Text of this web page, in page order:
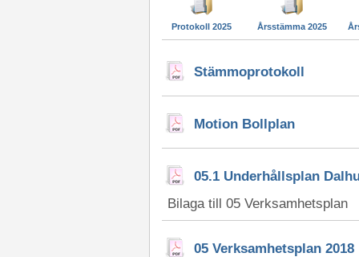
Protokoll 2025 Årsstämma 2025
Stämmoprotokoll
Motion Bollplan
05.1 Underhållsplan
Bilaga till 05 Verksamhetsplan
05 Verksamhetsplan 2018